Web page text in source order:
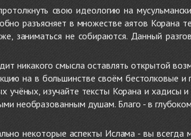
свою идеологию на
разъясняет в множестве аятов Корана
заниматься не собираются. Данный
никакого смысла оставлять открытой
на в большинстве своём бестолковые и
изучайте тексты Корана и хадисы
необразованным душам. Благо - в
некоторые аспекты Ислама - вы всегда